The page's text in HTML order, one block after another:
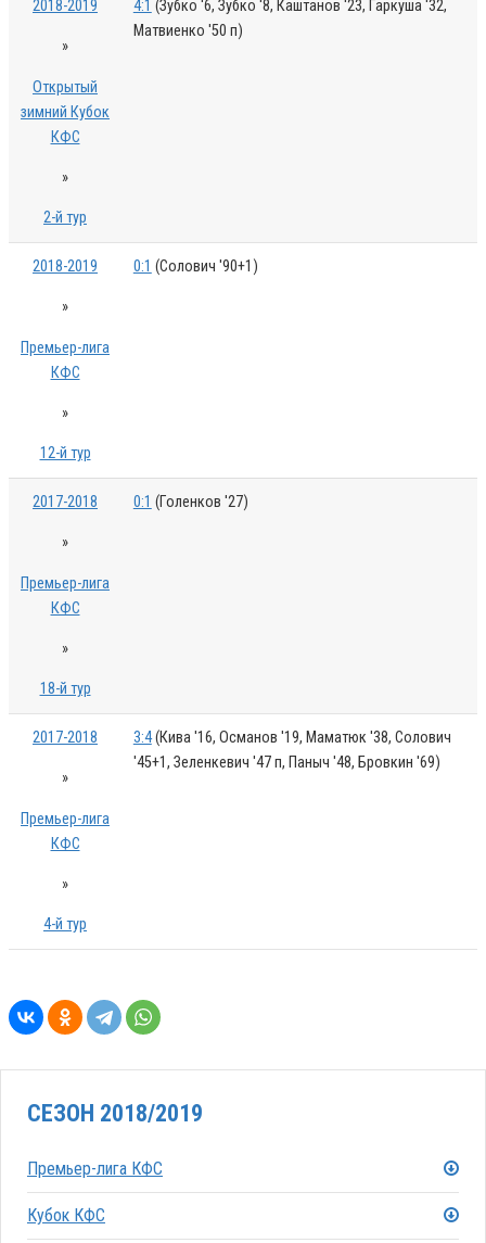
2018-2019
»
Открытый
зимний Кубок
КФС
»
2-й тур
4:1 (Зубко '6, Зубко '8, Каштанов '23, Гаркуша '32,
Матвиенко '50 п)
2018-2019
»
Премьер-лига
КФС
»
12-й тур
0:1 (Солович '90+1)
2017-2018
»
Премьер-лига
КФС
»
18-й тур
0:1 (Голенков '27)
2017-2018
»
Премьер-лига
КФС
»
4-й тур
3:4(Кива '16, Османов '19, Маматюк '38, Солович
'45+1, Зеленкевич '47 п, Паныч '48, Бровкин '69)
СЕЗОН 2018/2019
Премьер-лига КФС
Кубок КФС